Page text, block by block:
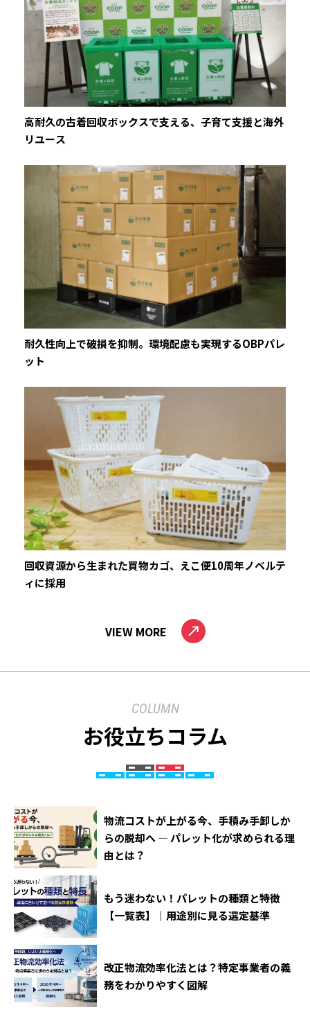
高耐久の古着回収ボックスで支える、子育て支援と海外
リユース
耐久性向上で破損を抑制。環境配慮も実現するOBPパレ
ット
回収資源から生まれた買物カゴ、えこ便10周年ノベルテ
ィに採用
VIEW MORE
COLUMN
お役立ちコラム
物流コストが上がる今、手積み手卸しか
らの脱却へ ― パレット化が求められる理
由とは？
もう迷わない！パレットの種類と特徴
【一覧表】｜用途別に見る選定基準
改正物流効率化法とは？特定事業者の義
務をわかりやすく図解